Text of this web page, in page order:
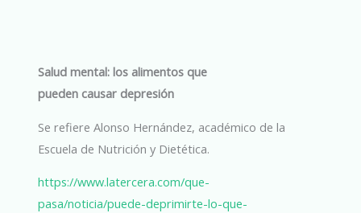
Salud mental: los alimentos que
pueden causar depresión
Se refiere Alonso Hernández, académico de la
Escuela de Nutrición y Dietética.
https://www.latercera.com/que-
pasa/noticia/puede-deprimirte-lo-que-